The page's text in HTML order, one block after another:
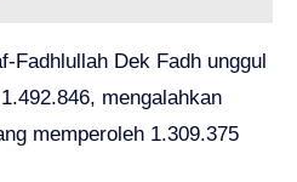
Fadhlullah Dek Fadh unggul
mengalahkan
memperoleh 1.309.375